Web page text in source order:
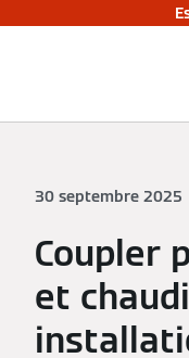
30 septembre 2025
Coupler
et